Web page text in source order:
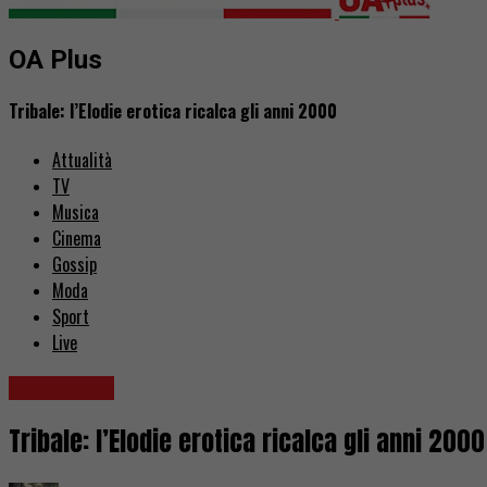
OA Plus
Tribale: l’Elodie erotica ricalca gli anni 2000
Attualità
TV
Musica
Cinema
Gossip
Moda
Sport
Live
Tribale: l’Elodie erotica ricalca gli anni 2000